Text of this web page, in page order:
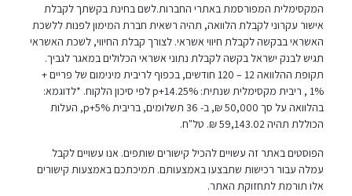
המקסימלית המפורסמת באתרי החברות.לשם בחינת בקשתך לקבלת
אישור עקרוני לקבלת הלוואה, תהיה רשאית חברת המימון לפנות ללשכת
האשראי בבקשה לקבלת חיווי אשראי. לצורך קבלת החיווי, לשכת האשראי
תגיש לבנק ישראל בקשה לקבלת נתוני אשראי הכלולים במאגר לגביך.
תקופת ההלוואה 12 – 120 חודשים, בכפוף לריבית מינימום של פריים +
1% , ריבית מקסימלית שנתית: p+14.25% לפי סיכון הלקוח. *לדוגמא:
בהלוואה על סך 50,000 ₪, ב- 36 תשלומים, בריבית p+5%, העלות
הכוללת תהיה 59,143.02 ₪. טל"ח.
הפוסטים באתר זה עשויים להכיל קישורים שותפים. אנו עשויים לקבל
עמלה עבור רכישות שתבצעו באמצעותם. תמיכתכם באמצעות קישורים
אלו תורמת לתחזוקת האתר.